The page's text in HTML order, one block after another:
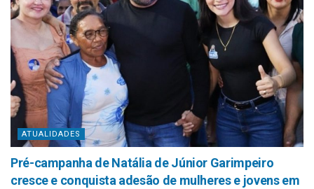
ATUALIDADES
Pré-campanha de Natália de Júnior Garimpeiro
cresce e conquista adesão de mulheres e jovens em